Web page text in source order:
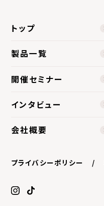
トップ
製品一覧
開催セミナー
インタビュー
会社概要
プライバシーポリシー